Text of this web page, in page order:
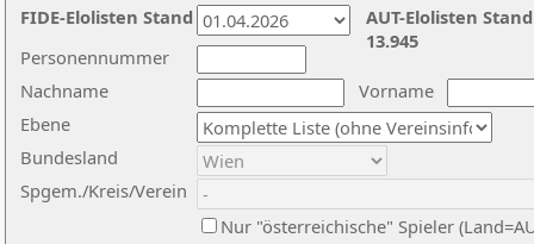
Nachname
Vorname
Ebene
Personennummer
Bundesland
Spgem./Kreis/Verein
Nur "österreichische" Spieler
AUT-Elolisten
13.945
FIDE-Elolisten Stand